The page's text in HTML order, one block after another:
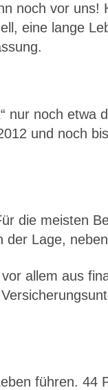
noch vor uns!
eine lange
nur noch etwa
und noch
die meisten
der Lage,
allem aus
führen. 44